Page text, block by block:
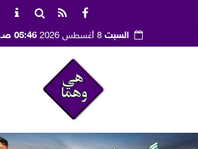
السبت8 أغسطس 2026 05:46 صـ